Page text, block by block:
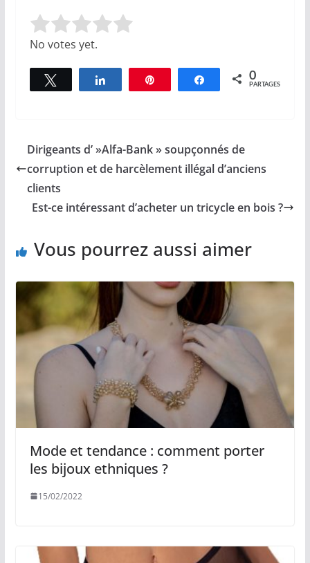
Rate this item:
No votes yet.
Tweetez Partagez Épingle Partagez0
PARTAGES
Dirigeants d’ »Alfa-Bank » soupçonnés de
corruption et de harcèlement illégal d’anciens
clients
Est-ce intéressant d’acheter un tricycle en bois ?
Vous pourrez aussi aimer
Mode et tendance : comment porter
les bijoux ethniques ?
15/02/2022